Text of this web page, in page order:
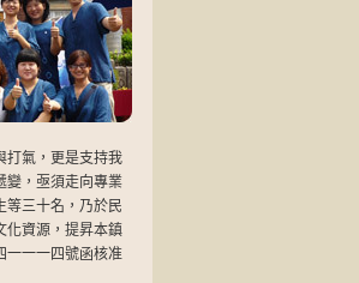
打氣，更是支持我
變，亟須走向專業
等三十名，乃於民
化資源，提昇本鎮
一一一四號函核准